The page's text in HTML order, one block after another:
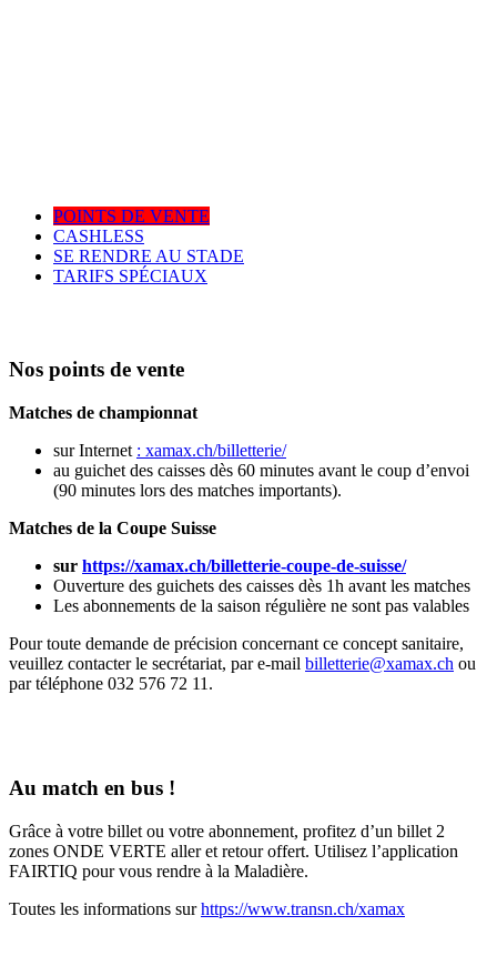
POINTS DE VENTE
CASHLESS
SE RENDRE AU STADE
TARIFS SPÉCIAUX
Nos points de vente
Matches de championnat
sur Internet : xamax.ch/billetterie/
au guichet des caisses dès 60 minutes avant le coup d’envoi
(90 minutes lors des matches importants).
Matches de la Coupe Suisse
sur https://xamax.ch/billetterie-coupe-de-suisse/
Ouverture des guichets des caisses dès 1h avant les matches
Les abonnements de la saison régulière ne sont pas valables
Pour toute demande de précision concernant ce concept sanitaire,
veuillez contacter le secrétariat, par e-mail billetterie@xamax.ch ou
par téléphone 032 576 72 11.
Au match en bus !
Grâce à votre billet ou votre abonnement, profitez d’un billet 2
zones ONDE VERTE aller et retour offert. Utilisez l’application
FAIRTIQ pour vous rendre à la Maladière.
Toutes les informations surhttps://www.transn.ch/xamax